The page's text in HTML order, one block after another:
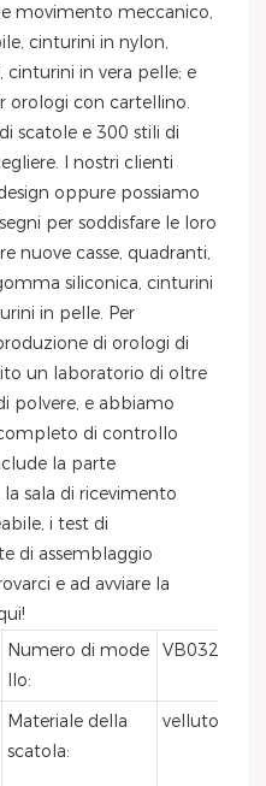
movimento meccanico,
cinturini in nylon,
in vera pelle; e
orologi con cartellino.
scatole e 300 stili di
I nostri clienti
oppure possiamo
per soddisfare le loro
nuove casse, quadranti,
siliconica, cinturini
in pelle. Per
di orologi di
un laboratorio di oltre
polvere, e abbiamo
di controllo
la parte
sala di ricevimento
i test di
di assemblaggio
e ad avviare la
Numero di mode
llo:
VB032
Materiale della
scatola:
velluto